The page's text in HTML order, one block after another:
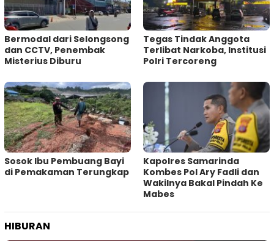
Bermodal dari Selongsong
dan CCTV, Penembak
Misterius Diburu
Tegas Tindak Anggota
Terlibat Narkoba, Institusi
Polri Tercoreng
Sosok Ibu Pembuang Bayi
di Pemakaman Terungkap
Kapolres Samarinda
Kombes Pol Ary Fadli dan
Wakilnya Bakal Pindah Ke
Mabes
HIBURAN